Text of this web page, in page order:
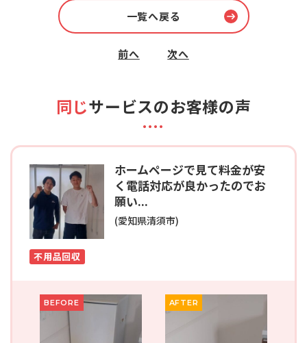
前へ
一覧へ戻る
次へ
同じサービスのお客様の声
ホームページで見て料金が安
く電話対応が良かったのでお
願い...
(愛知県清須市)
不用品回収
BEFORE AFTER